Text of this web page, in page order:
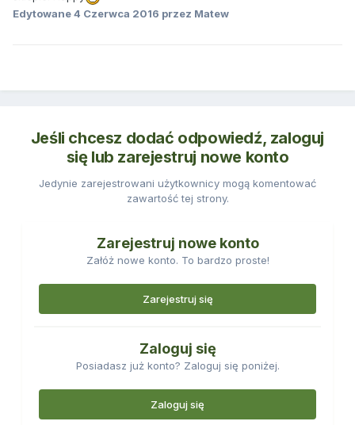
Edytowane4 Czerwca 2016 przez Matew
Jeśli chcesz dodać odpowiedź, zaloguj
się lub zarejestruj nowe konto
Jedynie zarejestrowani użytkownicy mogą komentować
zawartość tej strony.
Zarejestruj nowe konto
Załóż nowe konto. To bardzo proste!
Zarejestruj się
Zaloguj się
Posiadasz już konto? Zaloguj się poniżej.
Zaloguj się